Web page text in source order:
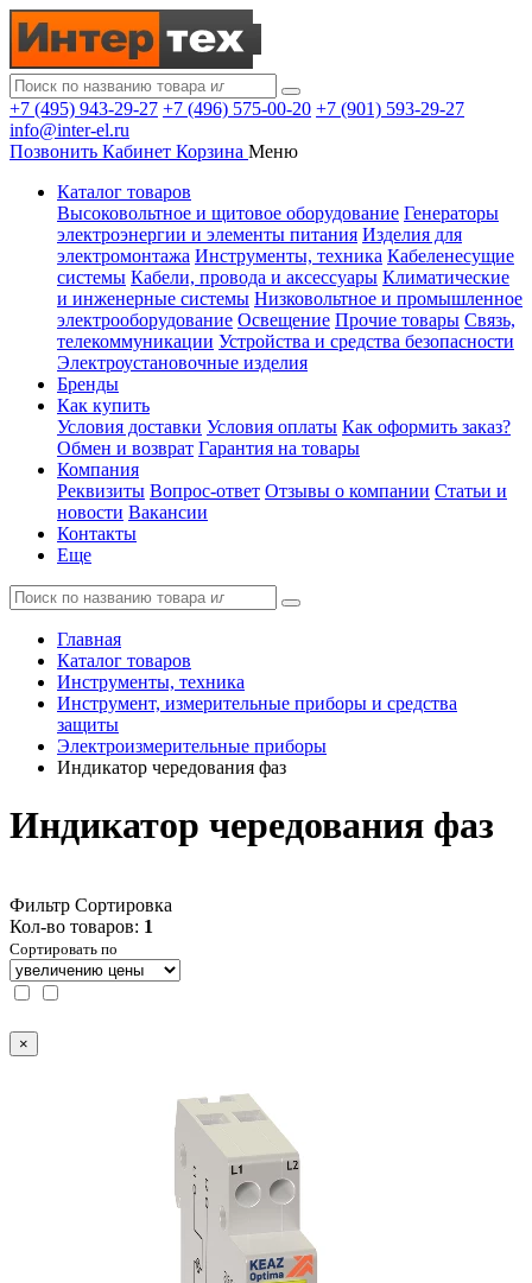
+7 (495) 943-29-27 +7 (496) 575-00-20 +7 (901) 593-29-27
info@inter-el.ru
Позвонить Кабинет Корзина Меню
Каталог товаров
Высоковольтное и щитовое оборудование Генераторы
электроэнергии и элементы питания Изделия для
электромонтажа Инструменты, техника Кабеленесущие
системы Кабели, провода и аксессуары Климатические
и инженерные системы Низковольтное и промышленное
электрооборудование Освещение Прочие товары Связь,
телекоммуникации Устройства и средства безопасности
Электроустановочные изделия
Бренды
Как купить
Условия доставки Условия оплаты Как оформить заказ?
Обмен и возврат Гарантия на товары
Компания
Реквизиты Вопрос-ответ Отзывы о компании Статьи и
новости Вакансии
Контакты
Еще
Главная
Каталог товаров
Инструменты, техника
Инструмент, измерительные приборы и средства
защиты
Электроизмерительные приборы
Индикатор чередования фаз
Индикатор чередования фаз
Фильтр Сортировка
Кол-во товаров: 1
Сортировать по
×